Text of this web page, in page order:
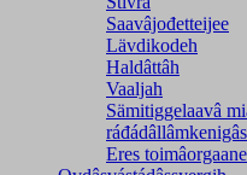
Saavâjođetteijee
Lävdikodeh
Haldâttâh
Vaaljah
Sämitiggelaavâ
Eres